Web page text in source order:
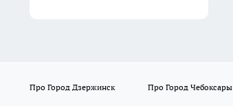
Про Город Дзержинск Про Город Чебоксары